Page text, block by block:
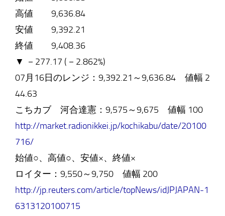
高値 9,636.84
安値 9,392.21
終値 9,408.36
▼ －277.17 (－2.862%)
07月16日のレンジ：9,392.21～9,636.84 値幅 2
44.63
こちカブ 河合達憲：9,575～9,675 値幅 100
http://market.radionikkei.jp/kochikabu/date/20100
716/
始値○、高値○、安値×、終値×
ロイター：9,550～9,750 値幅 200
http://jp.reuters.com/article/topNews/idJPJAPAN-1
6313120100715